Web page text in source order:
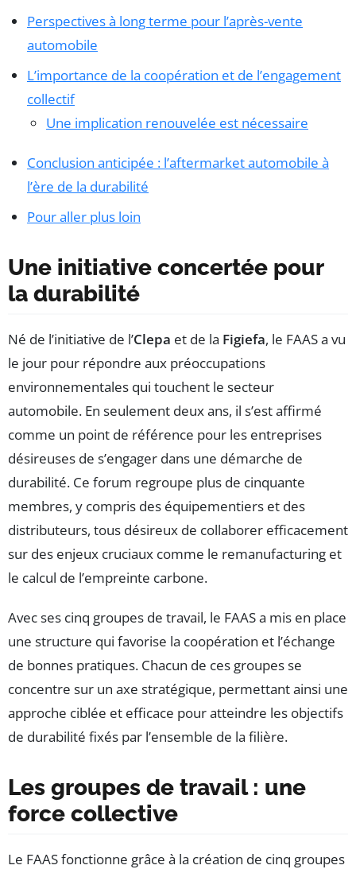
Perspectives à long terme pour l’après-vente
automobile
L’importance de la coopération et de l’engagement
collectif
Une implication renouvelée est nécessaire
Conclusion anticipée : l’aftermarket automobile à
l’ère de la durabilité
Pour aller plus loin
Une initiative concertée pour
la durabilité
Né de l’initiative de l’Clepa et de la Figiefa, le FAAS a vu
le jour pour répondre aux préoccupations
environnementales qui touchent le secteur
automobile. En seulement deux ans, il s’est affirmé
comme un point de référence pour les entreprises
désireuses de s’engager dans une démarche de
durabilité. Ce forum regroupe plus de cinquante
membres, y compris des équipementiers et des
distributeurs, tous désireux de collaborer efficacement
sur des enjeux cruciaux comme le remanufacturing et
le calcul de l’empreinte carbone.
Avec ses cinq groupes de travail, le FAAS a mis en place
une structure qui favorise la coopération et l’échange
de bonnes pratiques. Chacun de ces groupes se
concentre sur un axe stratégique, permettant ainsi une
approche ciblée et efficace pour atteindre les objectifs
de durabilité fixés par l’ensemble de la filière.
Les groupes de travail : une
force collective
Le FAAS fonctionne grâce à la création de cinq groupes